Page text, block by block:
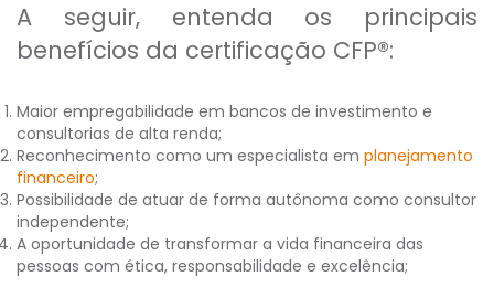
A seguir, entenda os principais
benefícios da certificação CFP®:
Maior empregabilidade em bancos de investimento e
consultorias de alta renda;
Reconhecimento como um especialista em planejamento
financeiro;
Possibilidade de atuar de forma autônoma como consultor
independente;
A oportunidade de transformar a vida financeira das
pessoas com ética, responsabilidade e excelência;